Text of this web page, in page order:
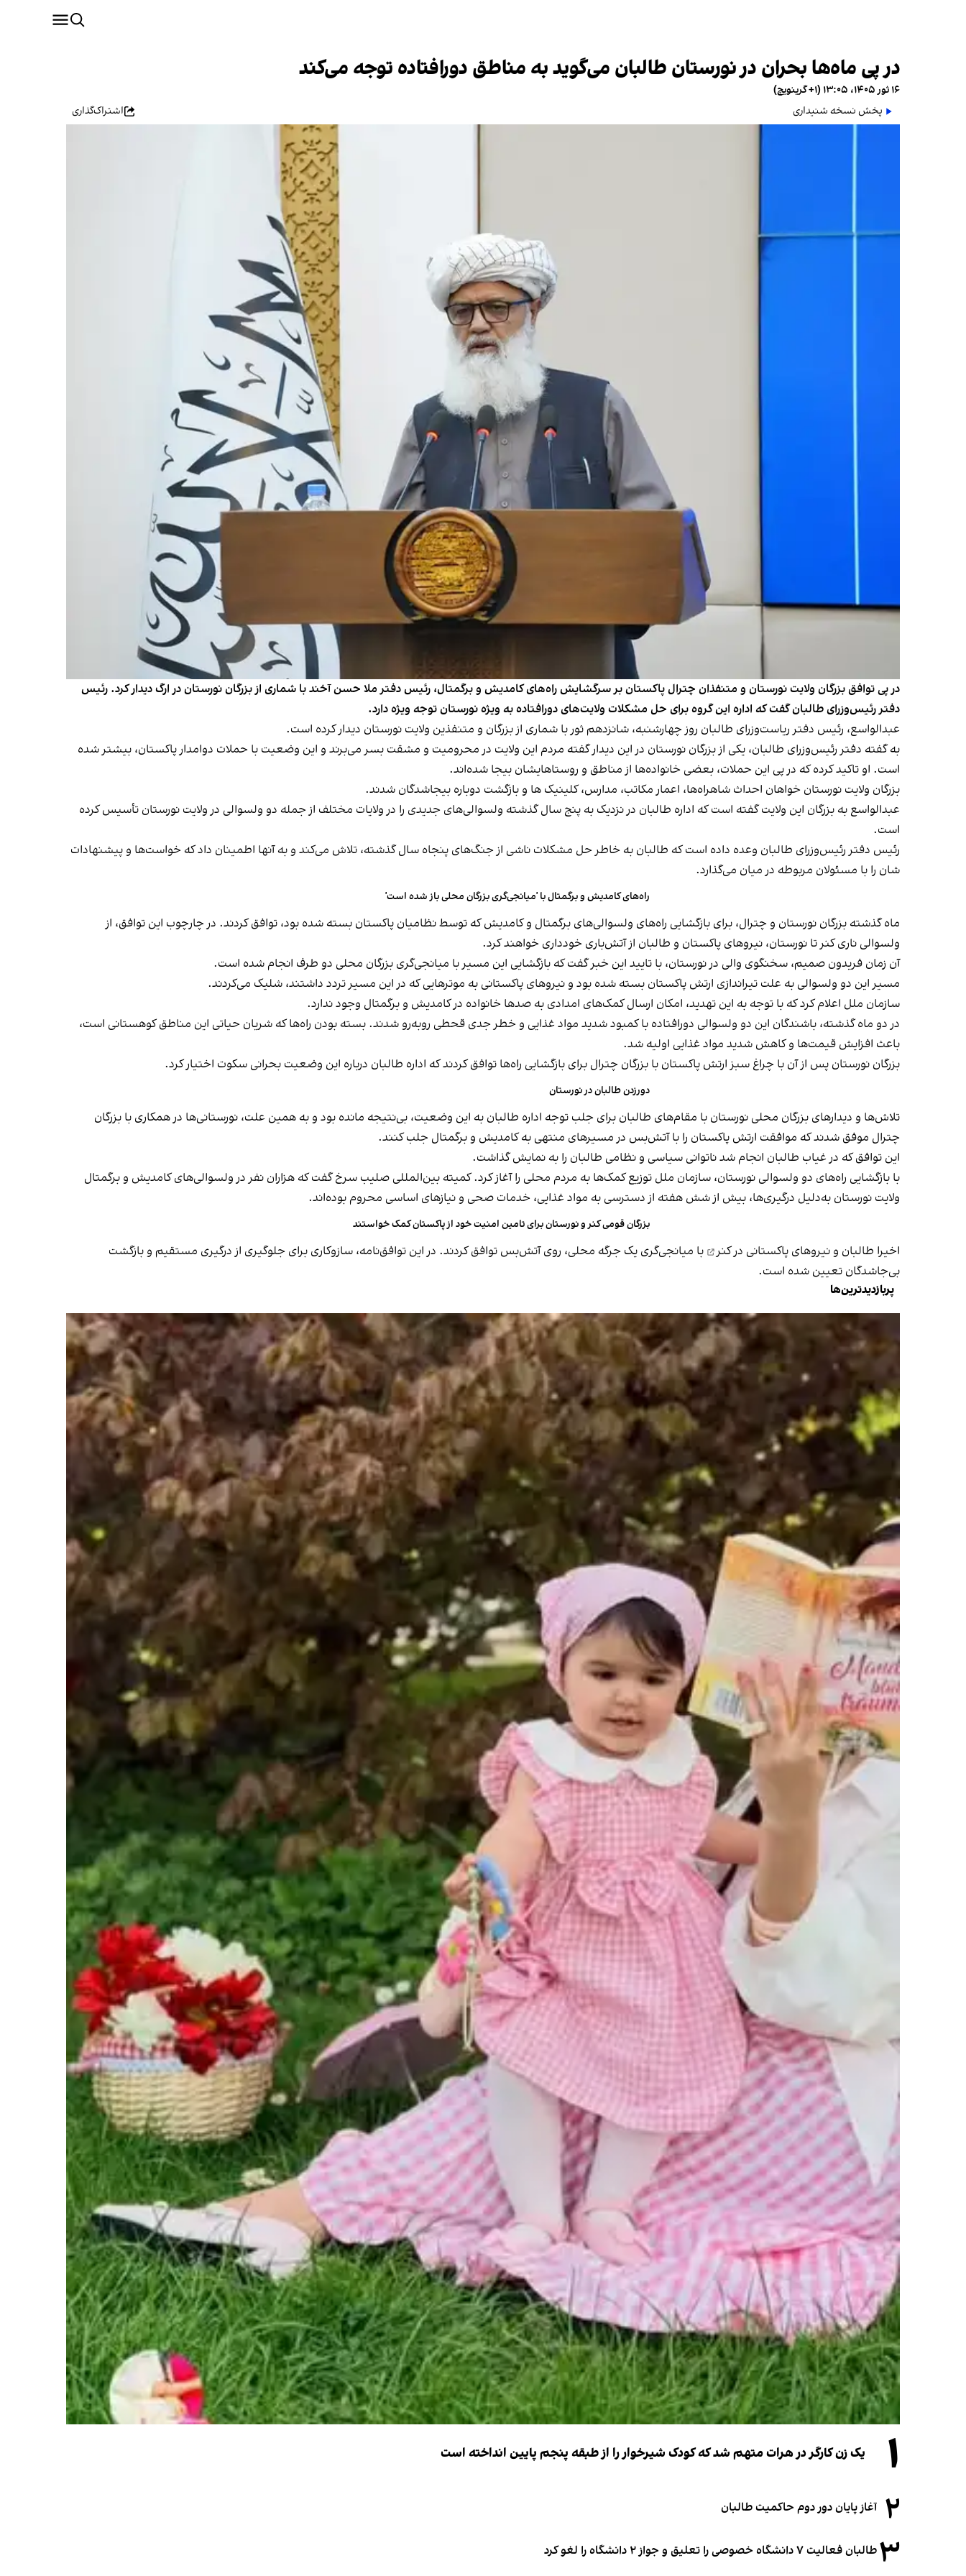
در پی ماه‌ها بحران در نورستان طالبان می‌گوید به مناطق دورافتاده توجه می‌کند
۱۶ ثور ۱۴۰۵، ۱۳:۰۵ (‎+۱ گرینویچ)
پخش نسخه شنیداری
اشتراک‌گذاری
در پی توافق بزرگان ولایت نورستان و متنفذان چترال پاکستان بر سرگشایش راه‌های کامدیش و برگمتال، رئیس دفتر ملا حسن آخند با شماری از بزرگان نورستان در ارگ دیدار کرد. رئیس
دفتر رئیس‌وزرای طالبان گفت که اداره این گروه برای حل مشکلات ولایت‌های دورافتاده به ویژه نورستان توجه ویژه دارد.
عبدالواسع، رئیس دفتر ریاست‌وزرای طالبان روز چهارشنبه، شانزدهم ثور با شماری از بزرگان و متنفذین ولایت نورستان دیدار کرده است.
به گفته دفتر رئیس‌وزرای طالبان، یکی از بزرگان نورستان در این دیدار گفته مردم این ولایت در محرومیت و مشقت بسر می‌برند و این وضعیت با حملات دوامدار پاکستان، بیشتر شده
است. او تاکید کرده که در پی این حملات، بعضی خانواده‌ها از مناطق و روستاهایشان بیجا شده‌اند.
بزرگان ولایت نورستان خواهان احداث شاهراه‌ها، اعمار مکاتب، مدارس، کلینیک ها و بازگشت دوباره بیجاشدگان شدند.
عبدالواسع به بزرگان این ولایت گفته است که اداره طالبان در نزدیک به پنج سال گذشته ولسوالی‌های جدیدی را در ولایات مختلف از جمله دو ولسوالی در ولایت نورستان تأسیس کرده
است.
رئیس دفتر رئیس‌وزرای طالبان وعده داده است که طالبان به خاطر حل مشکلات ناشی از جنگ‌های پنجاه سال گذشته، تلاش‌ می‌کند و به آنها اطمینان داد که خواست‌ها و پیشنهادات
شان را با مسئولان مربوطه در میان می‌گذارد.
راه‌های کامدیش و برگمتال با 'میانجی‌گری بزرگان محلی باز شده است'
ماه گذشته بزرگان نورستان و چترال، برای بازگشایی راه‌های ولسوالی‌های برگمتال و کامدیش که توسط نظامیان پاکستان بسته شده بود، توافق کردند. در چارچوب این توافق، از
ولسوالی ناری کنر تا نورستان، نیروهای پاکستان و طالبان از آتش‌باری خودداری خواهند کرد.
آن زمان فریدون صمیم، سخنگوی والی در نورستان، با تایید این خبر گفت که بازگشایی این مسیر با میانجی‌گری بزرگان محلی دو طرف انجام شده است.
مسیر این دو ولسوالی به علت تیراندازی ارتش پاکستان بسته شده بود و نیروهای پاکستانی به موترهایی که در این مسیر تردد داشتند، شلیک می‌کردند.
سازمان ملل اعلام کرد که با توجه به این تهدید، امکان ارسال کمک‌های امدادی به صدها خانواده در کامدیش و برگمتال وجود ندارد.
در دو ماه گذشته، باشندگان این دو ولسوالی دورافتاده با کمبود شدید مواد غذایی و خطر جدی قحطی روبه‌رو شدند. بسته بودن راه‌ها که شریان حیاتی این مناطق کوهستانی است،
باعث افزایش قیمت‌ها و کاهش شدید مواد غذایی اولیه شد.
بزرگان نورستان پس از آن با چراغ سبز ارتش پاکستان با بزرگان چترال برای بازگشایی راه‌ها توافق کردند که اداره طالبان درباره این وضعیت بحرانی سکوت اختیار کرد.
دورزدن طالبان در نورستان
تلاش‌ها و دیدارهای بزرگان محلی نورستان با مقام‌های طالبان برای جلب توجه اداره طالبان به این وضعیت، بی‌نتیجه مانده بود و به همین علت، نورستانی‌ها در همکاری با بزرگان
چترال موفق شدند که موافقت ارتش پاکستان را با آتش‌بس در مسیرهای منتهی به کامدیش و برگمتال جلب کنند.
این توافق که در غیاب طالبان انجام شد ناتوانی سیاسی و نظامی طالبان را به نمایش گذاشت.
با بازگشایی راه‌های دو ولسوالی نورستان، سازمان ملل توزیع کمک‌ها به مردم محلی را آغاز کرد. کمیته بین‌المللی صلیب سرخ گفت که هزاران نفر در ولسوالی‌های کامدیش و برگمتال
ولایت نورستان به‌دلیل درگیری‌ها، بیش از شش هفته از دسترسی به مواد غذایی، خدمات صحی و نیازهای اساسی محروم بوده‌اند.
بزرگان قومی کنر و نورستان برای تامین امنیت خود از پاکستان کمک خواستند
اخیرا طالبان و نیروهای پاکستانی درکنر
با میانجی‌گری یک جرگه محلی، روی آتش‌بس توافق کردند. در این توافق‌نامه، سازوکاری برای جلوگیری از درگیری مستقیم و بازگشت
بی‌جاشدگان تعیین شده است.
پربازدیدترین‌ها
۱ یک زن کارگر در هرات متهم شد که کودک شیرخوار را از طبقه پنجم پایین انداخته است
۲ آغاز پایان دور دوم حاکمیت طالبان
۳طالبان فعالیت ۷ دانشگاه خصوصی را تعلیق و جواز ۲ دانشگاه را لغو کرد